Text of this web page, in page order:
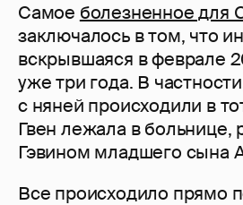
Самое болезненное для
заключалось в том, что
вскрывшаяся в феврале
уже три года. В
с няней происходили в
Гвен лежала в больнице,
Гэвином младшего сына
Все происходило прямо